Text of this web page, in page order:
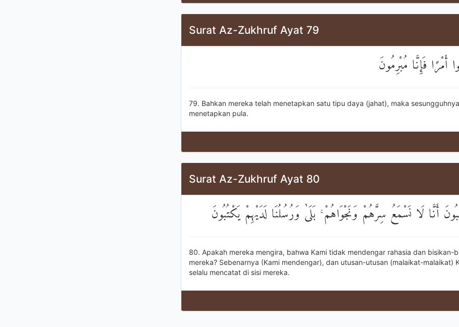
Surat Az-Zukhruf Ayat 79
أَمْرًا فَإِنَّا مُبْرِمُونَ
79. Bahkan mereka telah menetapkan satu tipu daya (jahat), maka
menetapkan pula.
Surat Az-Zukhruf Ayat 80
أَنَّا لَا نَسْمَعُ سِرَّهُمْ وَنَجْوَاهُمْ ۚ بَلَىٰ وَرُسُلُنَا لَدَيْهِمْ يَكْتُبُونَ
80. Apakah mereka mengira, bahwa Kami tidak mendengar rahasia dan bisikan-
mereka? Sebenarnya (Kami mendengar), dan utusan-utusan (malaikat-malaikat)
selalu mencatat di sisi mereka.